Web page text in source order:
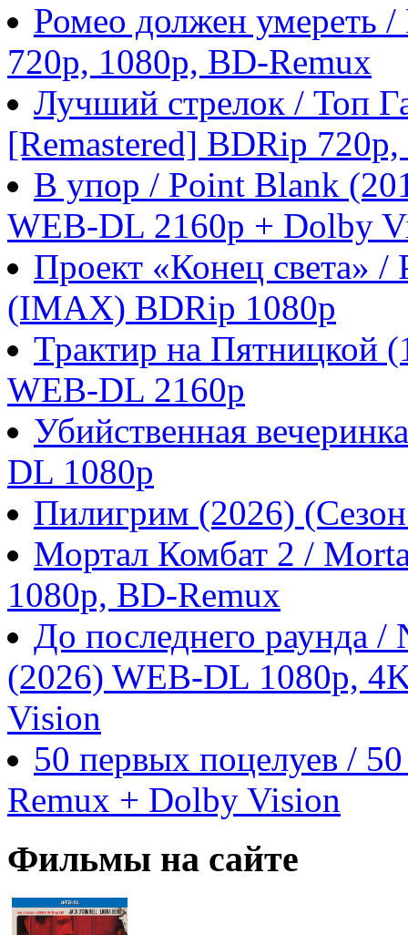
Ромео должен умереть
720p, 1080p, BD-Remux
Лучший стрелок / Топ
[Remastered] BDRip
В упор / Point Blank
WEB-DL 2160p + Dolby
Проект «Конец света»
(IMAX) BDRip 1080p
Трактир на Пятницкой
WEB-DL 2160p
Убийственная
DL 1080p
Пилигрим (2026)
Мортал Комбат 2 /
1080p, BD-Remux
До последнего раунда
(2026) WEB-DL 1080p,
Vision
50 первых поцелуев /
Remux + Dolby Vision
Фильмы на сайте